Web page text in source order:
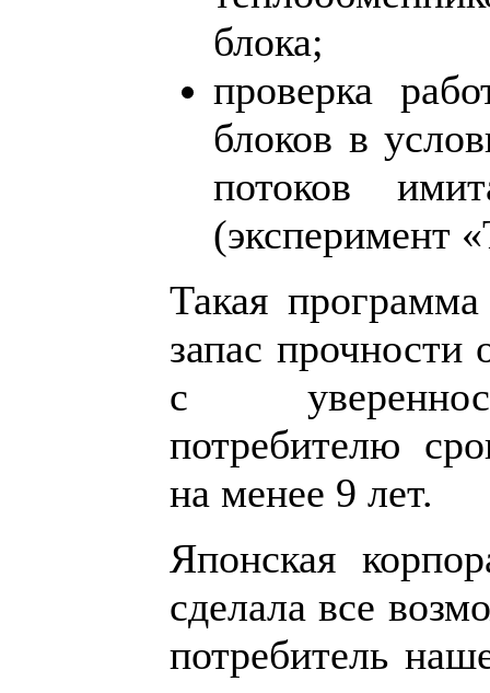
блока;
проверка
блоков в
потоков
(эксперимент
Такая
запас прочности
с
потребителю
на менее 9 лет.
Японская
сделала все
потребитель